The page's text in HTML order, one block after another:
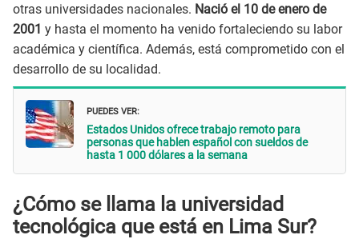
otras universidades nacionales. Nació el 10 de enero de
2001 y hasta el momento ha venido fortaleciendo su labor
académica y científica. Además, está comprometido con el
desarrollo de su localidad.
PUEDES VER:
Estados Unidos ofrece trabajo remoto para
personas que hablen español con sueldos de
hasta 1 000 dólares a la semana
¿Cómo se llama la universidad
tecnológica que está en Lima Sur?